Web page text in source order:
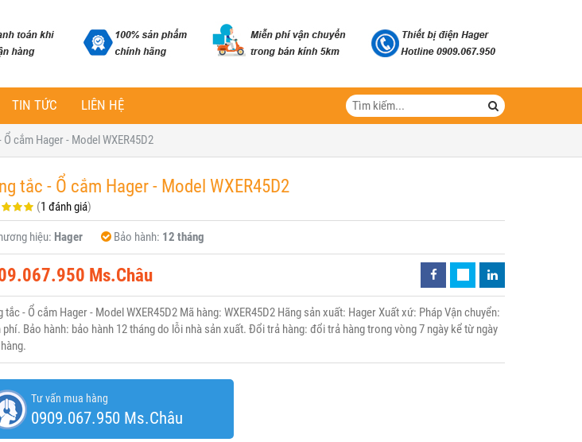
TIN TỨC LIÊN HỆ
Ổ cắm Hager - Model WXER45D2
tắc - Ổ cắm Hager - Model WXER45D2
(1 đánh giá)
hiệu: Hager Bảo hành: 12 tháng
Ms.Châu
tắc - Ổ cắm Hager - Model WXER45D2 Mã hàng: WXER45D2 Hãng sản xuất: Hager Xuất xứ: Pháp Vận chuyển:
phí. Bảo hành: bảo hành 12 tháng do lỗi nhà sản xuất. Đổi trả hàng: đổi trả hàng trong vòng 7 ngày kể từ ngày
Tư vấn mua hàng
0909.067.950 Ms.Châu